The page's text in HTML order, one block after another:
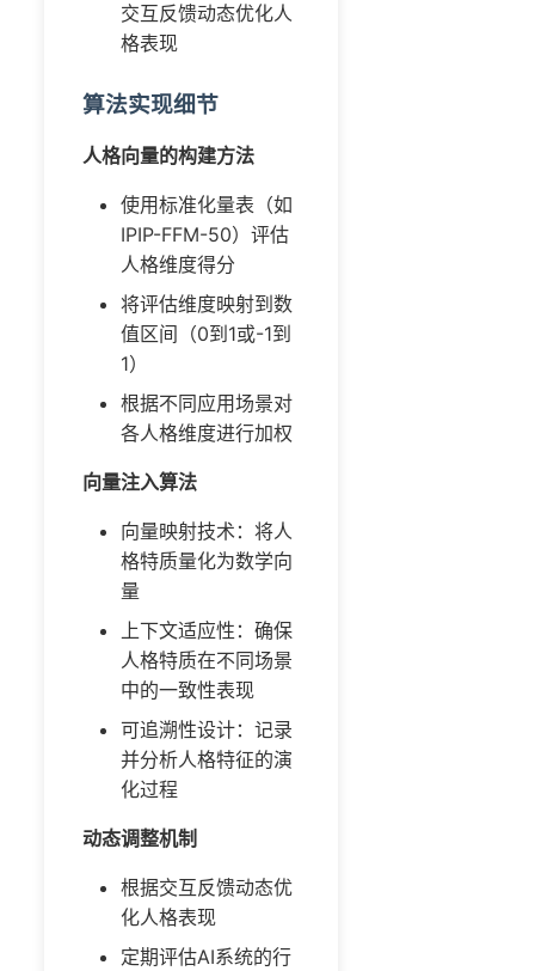
交互反馈动态优化人
格表现
算法实现细节
人格向量的构建方法
使用标准化量表（如
IPIP-FFM-50）评估
人格维度得分
将评估维度映射到数
值区间（0到1或-1到
1）
根据不同应用场景对
各人格维度进行加权
向量注入算法
向量映射技术：将人
格特质量化为数学向
量
上下文适应性：确保
人格特质在不同场景
中的一致性表现
可追溯性设计：记录
并分析人格特征的演
化过程
动态调整机制
根据交互反馈动态优
化人格表现
定期评估AI系统的行